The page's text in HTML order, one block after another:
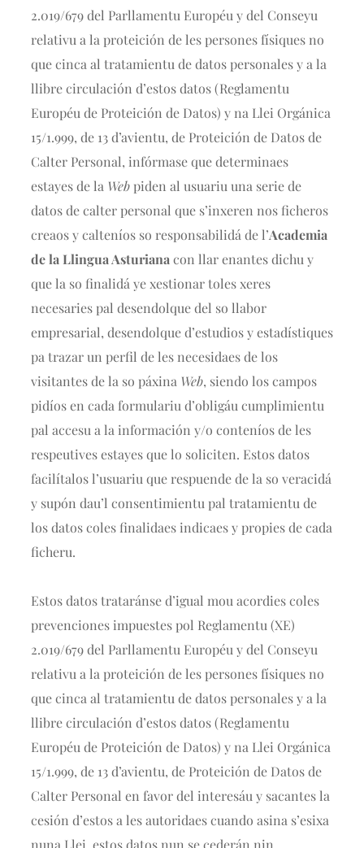
2.019/679 del Parllamentu Européu y del Conseyu
relativu a la proteición de les persones físiques no
que cinca al tratamientu de datos personales y a la
llibre circulación d’estos datos (Reglamentu
Européu de Proteición de Datos) y na Llei Orgánica
15/1.999, de 13 d’avientu, de Proteición de Datos de
Calter Personal, infórmase que determinaes
estayes de la Web piden al usuariu una serie de
datos de calter personal que s’inxeren nos ficheros
creaos y calteníos so responsabilidá de l’Academia
de la Llingua Asturiana con llar enantes dichu y
que la so finalidá ye xestionar toles xeres
necesaries pal desendolque del so llabor
empresarial, desendolque d’estudios y estadístiques
pa trazar un perfil de les necesidaes de los
visitantes de la so páxina Web, siendo los campos
pidíos en cada formulariu d’obligáu cumplimientu
pal accesu a la información y/o conteníos de les
respeutives estayes que lo soliciten. Estos datos
facilítalos l’usuariu que respuende de la so veracidá
y supón dau’l consentimientu pal tratamientu de
los datos coles finalidaes indicaes y propies de cada
ficheru.
Estos datos trataránse d’igual mou acordies coles
prevenciones impuestes pol Reglamentu (XE)
2.019/679 del Parllamentu Européu y del Conseyu
relativu a la proteición de les persones físiques no
que cinca al tratamientu de datos personales y a la
llibre circulación d’estos datos (Reglamentu
Européu de Proteición de Datos) y na Llei Orgánica
15/1.999, de 13 d’avientu, de Proteición de Datos de
Calter Personal en favor del interesáu y sacantes la
cesión d’estos a les autoridaes cuando asina s’esixa
nuna Llei, estos datos nun se cederán nin